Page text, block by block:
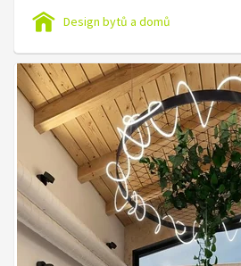
Design bytů a domů